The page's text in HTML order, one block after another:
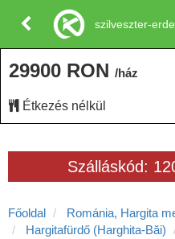
Szálláskód:
Főoldal
Románia, Hargita
Hargitafürdő (Harghita-Băi)
29900 RON /ház
Étkezés nélkül
szilveszter-